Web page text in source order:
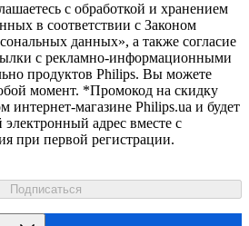
с обработкой и хранением
в соответствии с Законом
данных», а также согласие
с рекламно-информационными
продуктов Philips. Вы можете
момент. *Промокод на скидку
интернет-магазине Philips.ua и будет
адрес вместе с
при первой регистрации.
Подписаться